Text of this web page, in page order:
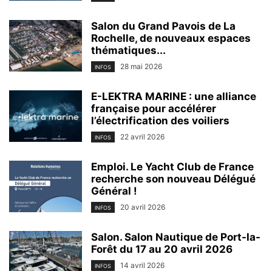
Salon du Grand Pavois de La
Rochelle, de nouveaux espaces
thématiques...
INFOS 28 mai 2026
E-LEKTRA MARINE : une alliance
française pour accélérer
l’électrification des voiliers
INFOS 22 avril 2026
Emploi. Le Yacht Club de France
recherche son nouveau Délégué
Général !
INFOS 20 avril 2026
Salon. Salon Nautique de Port-la-
Forêt du 17 au 20 avril 2026
INFOS 14 avril 2026